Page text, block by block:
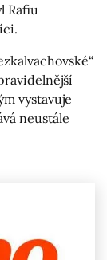
Rafiu
vystavuje
neustále